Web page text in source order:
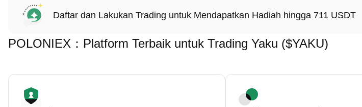
Daftar dan Lakukan Trading untuk Mendapatkan Hadiah hingga 711 USDT
POLONIEX：Platform Terbaik untuk Trading Yaku ($YAKU)